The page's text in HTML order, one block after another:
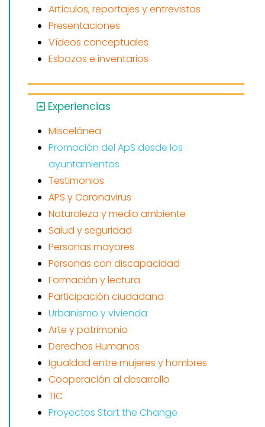
Artículos, reportajes y entrevistas
Presentaciones
Vídeos conceptuales
Esbozos e inventarios
Experiencias
Miscelánea
Promoción del ApS desde los
ayuntamientos
Testimonios
APS y Coronavirus
Naturaleza y medio ambiente
Salud y seguridad
Personas mayores
Personas con discapacidad
Formación y lectura
Participación ciudadana
Urbanismo y vivienda
Arte y patrimonio
Derechos Humanos
Igualdad entre mujeres y hombres
Cooperación al desarrollo
TIC
Proyectos Start the Change